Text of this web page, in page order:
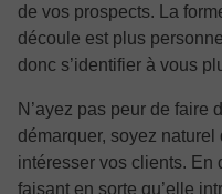
de vos prospects. La
découle est plus
donc s’identifier à vous
N’ayez pas peur de faire
démarquer, soyez naturel
intéresser vos clients. En
faisant en sorte qu’elle